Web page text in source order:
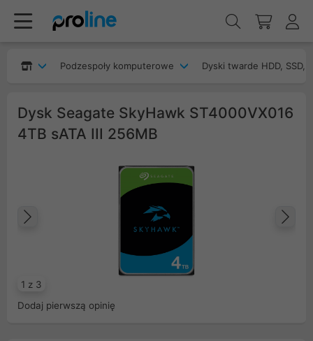
Podzespoły komputerowe Dyski twarde HDD, SSD,
Dysk Seagate SkyHawk ST4000VX016
4TB sATA III 256MB
1 z 3
Dodaj pierwszą opinię